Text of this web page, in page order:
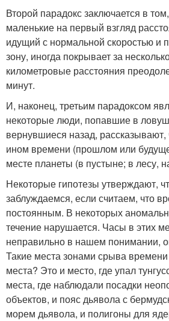
Второй парадокс заключается в
маленькие на первый взгляд
идущий с нормальной скоростью и
зону, иногда покрывает за
километровые расстояния
минут.
И, наконец, третьим парадоксом
некоторые люди, попавшие в
вернувшиеся назад,
ином времени (прошлом или
месте планеты (в пустыне; в лесу,
Некоторые гипотезы утверждают,
заблуждаемся, если считаем, что
постоянным. В некоторых
течение нарушается. Часы в этих
неправильно в нашем понимании,
Такие места зонами срыва времени
места? Это и место, где упал
места, где наблюдали посадки
объектов, и пояс дьявола с
морем дьявола, и полигоны для